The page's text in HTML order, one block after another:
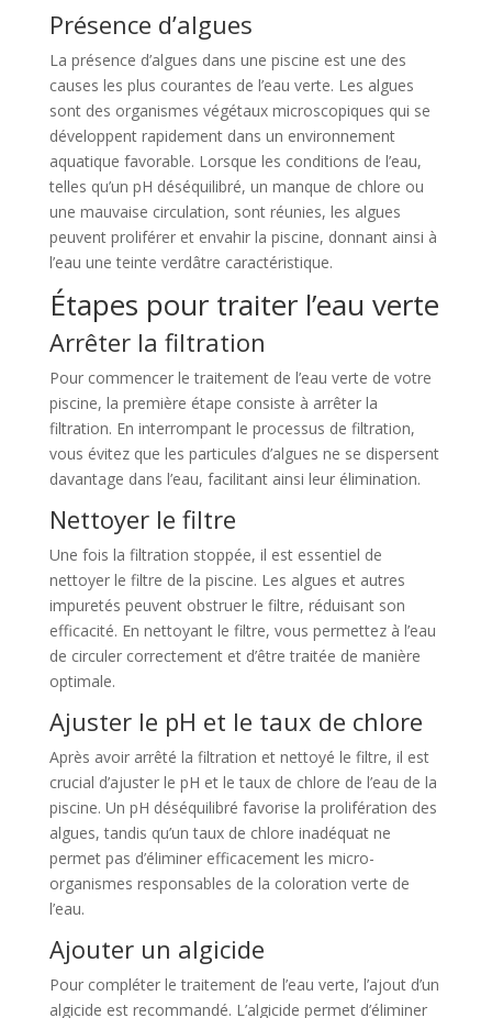
Présence d’algues
La présence d’algues dans une piscine est une des
causes les plus courantes de l’eau verte. Les algues
sont des organismes végétaux microscopiques qui se
développent rapidement dans un environnement
aquatique favorable. Lorsque les conditions de l’eau,
telles qu’un pH déséquilibré, un manque de chlore ou
une mauvaise circulation, sont réunies, les algues
peuvent proliférer et envahir la piscine, donnant ainsi à
l’eau une teinte verdâtre caractéristique.
Étapes pour traiter l’eau verte
Arrêter la filtration
Pour commencer le traitement de l’eau verte de votre
piscine, la première étape consiste à arrêter la
filtration. En interrompant le processus de filtration,
vous évitez que les particules d’algues ne se dispersent
davantage dans l’eau, facilitant ainsi leur élimination.
Nettoyer le filtre
Une fois la filtration stoppée, il est essentiel de
nettoyer le filtre de la piscine. Les algues et autres
impuretés peuvent obstruer le filtre, réduisant son
efficacité. En nettoyant le filtre, vous permettez à l’eau
de circuler correctement et d’être traitée de manière
optimale.
Ajuster le pH et le taux de chlore
Après avoir arrêté la filtration et nettoyé le filtre, il est
crucial d’ajuster le pH et le taux de chlore de l’eau de la
piscine. Un pH déséquilibré favorise la prolifération des
algues, tandis qu’un taux de chlore inadéquat ne
permet pas d’éliminer efficacement les micro-
organismes responsables de la coloration verte de
l’eau.
Ajouter un algicide
Pour compléter le traitement de l’eau verte, l’ajout d’un
algicide est recommandé. L’algicide permet d’éliminer